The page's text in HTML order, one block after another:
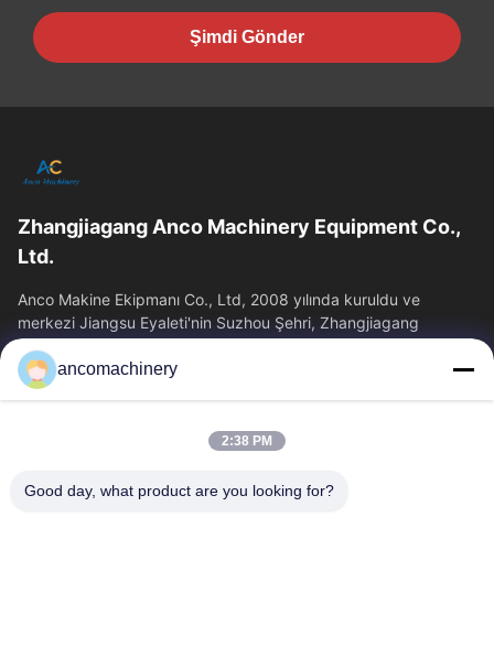
Şimdi Gönder
Zhangjiagang Anco Machinery Equipment Co.,
Ltd.
Anco Makine Ekipmanı Co., Ltd, 2008 yılında kuruldu ve
merkezi Jiangsu Eyaleti'nin Suzhou Şehri, Zhangjiagang
Şehri'nde yer almaktadır.
Hızlı Bağlantılar
Hakkımızda
Fabrika Turu
Kalite Kontrol
ancomachinery
2:38 PM
Good day, what product are you looking for?